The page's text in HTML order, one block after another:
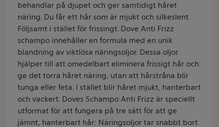
behandlar på djupet och ger samtidigt håret
näring. Du får ett hår som är mjukt och silkeslent.
Följsamt i stället för frissingt. Dove Anti Frizz
schampo innehåller en formula med en unik
blandning av viktlösa näringsoljor. Dessa oljor
hjälper till att omedelbart eliminera frissigt hår och
ge det torra håret näring, utan att hårstråna blir
tunga eller feta. I stället blir håret mjukt, hanterbart
och vackert. Doves Schampo Anti Frizz är speciellt
utformat för att fungera på tre sätt för att ge
jämnt, hanterbart hår: Näringsoljor tar snabbt bort